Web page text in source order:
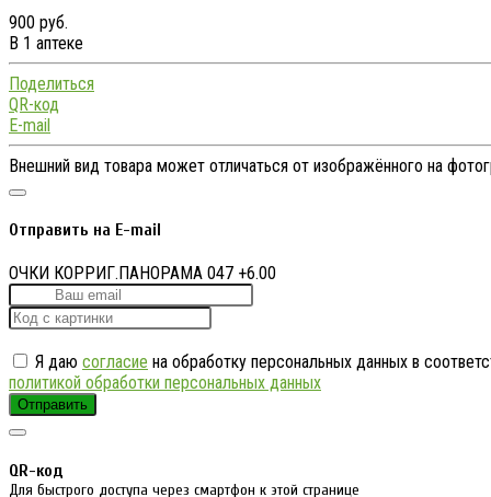
900 руб.
В 1 аптеке
Поделиться
QR-код
E-mail
Внешний вид товара может отличаться от изображённого на
Отправить на E-mail
ОЧКИ КОРРИГ.ПАНОРАМА 047 +6.00
Я даю согласие на обработку персональных данных в
политикой обработки персональных данных
Отправить
QR-код
Для быстрого доступа через смартфон к этой странице